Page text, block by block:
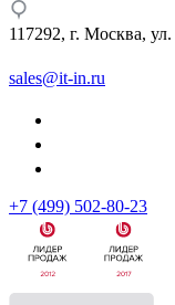
117292, г. Москва,
sales@it-in.ru
+7 (499) 502-80-23